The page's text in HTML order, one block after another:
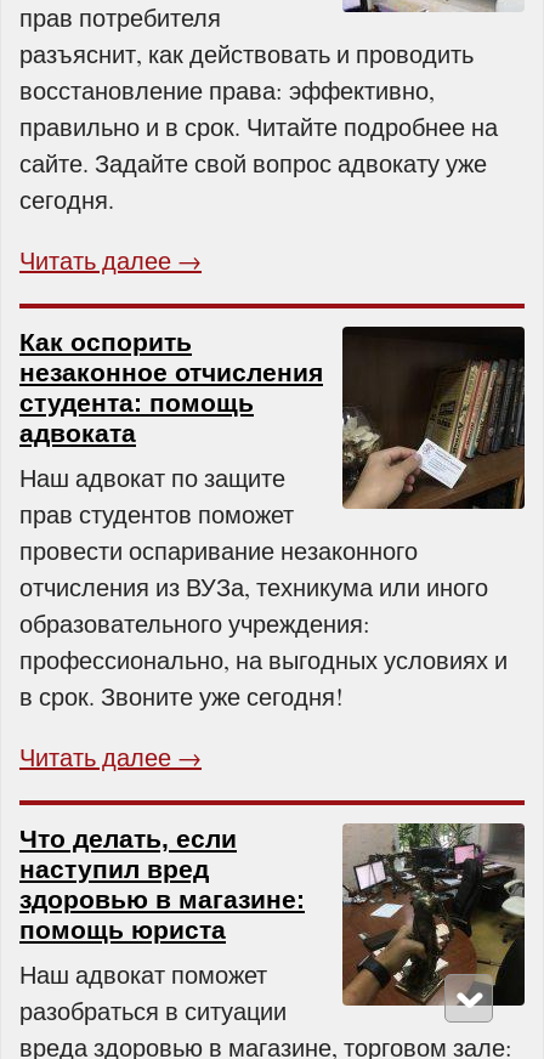
прав потребителя
разъяснит, как действовать и проводить
восстановление права: эффективно,
правильно и в срок. Читайте подробнее на
сайте. Задайте свой вопрос адвокату уже
сегодня.
Читать далее →
Как оспорить
незаконное отчисления
студента: помощь
адвоката
Наш адвокат по защите
прав студентов поможет
провести оспаривание незаконного
отчисления из ВУЗа, техникума или иного
образовательного учреждения:
профессионально, на выгодных условиях и
в срок. Звоните уже сегодня!
Читать далее →
Что делать, если
наступил вред
здоровью в магазине:
помощь юриста
Наш адвокат поможет
разобраться в ситуации
вреда здоровью в магазине, торговом зале: